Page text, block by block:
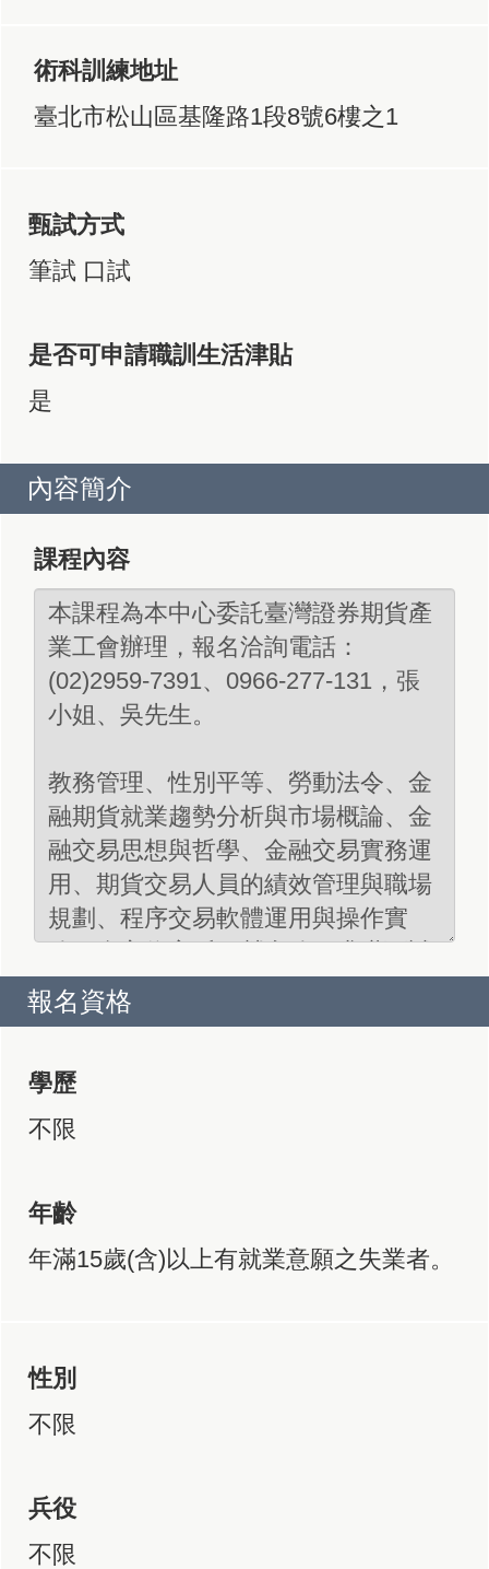
術科訓練地址
臺北市松山區基隆路1段8號6樓之1
甄試方式
筆試 口試
是否可申請職訓生活津貼
是
內容簡介
課程內容
報名資格
學歷
不限
年齡
年滿15歲(含)以上有就業意願之失業者。
性別
不限
兵役
不限